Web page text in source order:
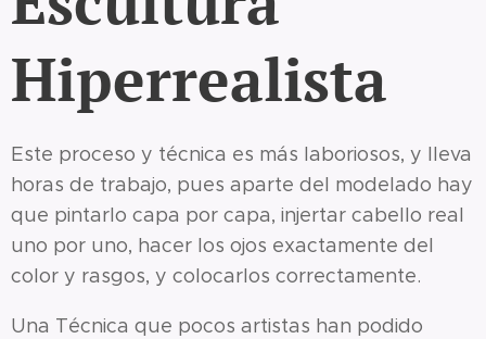
Hiperrealista
Este proceso y técnica es más laboriosos, y lleva
horas de trabajo, pues aparte del modelado hay
que pintarlo capa por capa, injertar cabello real
uno por uno, hacer los ojos exactamente del
color y rasgos, y colocarlos correctamente.
Una Técnica que pocos artistas han podido